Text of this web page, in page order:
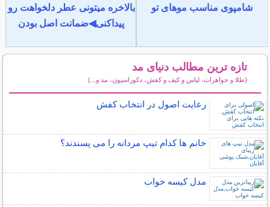
شامپوی مناسب موهای تو
بالاخره میتونی عطر دلخواهت رو
پیداکنی◀ضمانت اصل بودن
تازه ترین مطالب دنیای مد
(طلا و جواهرات، لباس و کیف و کفش، دکوراسیون، مد و...)
رعایت اصول در انتخاب کفش
خانم ها کدام تیپ مردانه را می پسندند؟
مدل کیسه خواب